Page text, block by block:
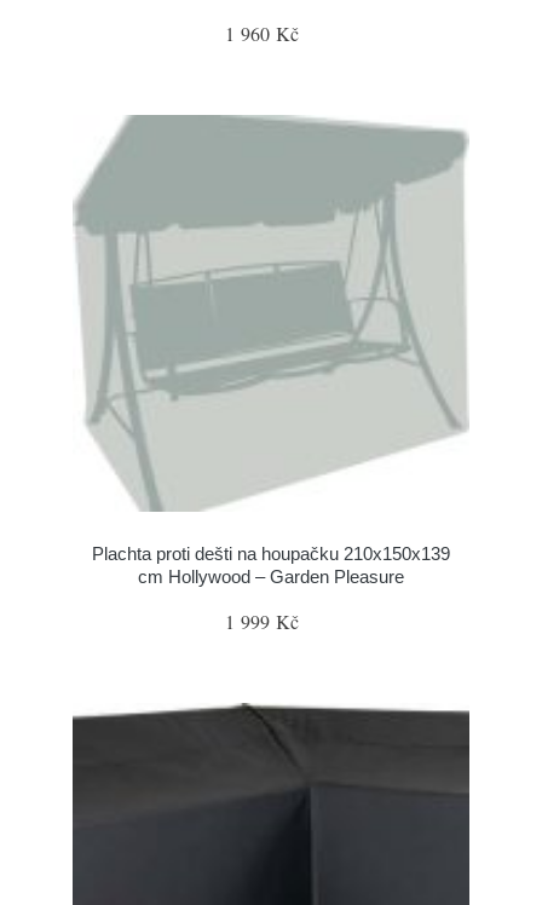
1 960 Kč
Plachta proti dešti na houpačku 210x150x139
cm Hollywood – Garden Pleasure
1 999 Kč